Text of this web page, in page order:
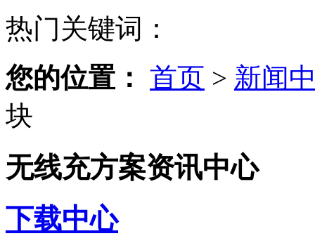
热门关键词：
您的位置： 首页 > 新闻
块
无线充方案资讯中心
下载中心